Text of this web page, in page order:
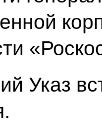
Указ